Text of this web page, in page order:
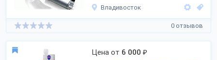
Владивосток
0 отзывов
Цена от 6 000 ₽